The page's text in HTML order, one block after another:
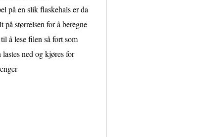
på en slik flaskehals er da
størrelsen for å beregne
å lese filen så fort som
ned og kjøres for